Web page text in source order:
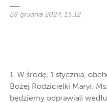
28 grudnia 2024, 15:12
1. W środę, 1 stycznia,
Bożej Rodzicielki Maryi.
będziemy odprawiali